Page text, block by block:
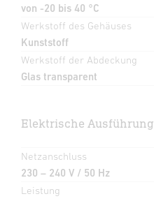
von -20 bis 40 °C
Werkstoff des Gehäuses
Kunststoff
Werkstoff der Abdeckung
Glas transparent
Elektrische Ausführung
Netzanschluss
230 – 240 V / 50 Hz
Leistung